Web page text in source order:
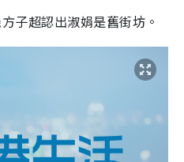
子超認出淑娟是舊街坊。